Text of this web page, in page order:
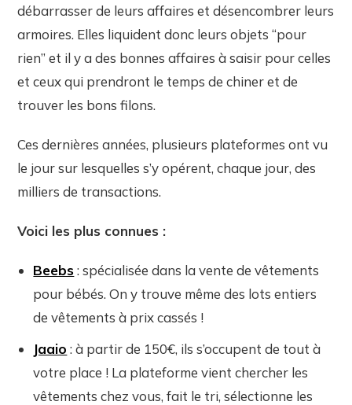
débarrasser de leurs affaires et désencombrer leurs
armoires. Elles liquident donc leurs objets “pour
rien” et il y a des bonnes affaires à saisir pour celles
et ceux qui prendront le temps de chiner et de
trouver les bons filons.
Ces dernières années, plusieurs plateformes ont vu
le jour sur lesquelles s’y opérent, chaque jour, des
milliers de transactions.
Voici les plus connues :
Beebs: spécialisée dans la vente de vêtements
pour bébés. On y trouve même des lots entiers
de vêtements à prix cassés !
Jaaio : à partir de 150€, ils s’occupent de tout à
votre place ! La plateforme vient chercher les
vêtements chez vous, fait le tri, sélectionne les